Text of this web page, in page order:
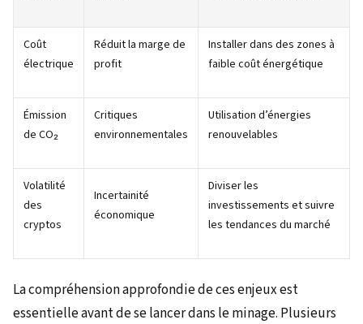
Coût
électrique
Réduit la marge de
profit
Installer dans des zones à
faible coût énergétique
Émission
de CO₂
Critiques
environnementales
Utilisation d’énergies
renouvelables
Volatilité
des
cryptos
Incertainité
économique
Diviser les
investissements et suivre
les tendances du marché
La compréhension approfondie de ces enjeux est
essentielle avant de se lancer dans le minage. Plusieurs